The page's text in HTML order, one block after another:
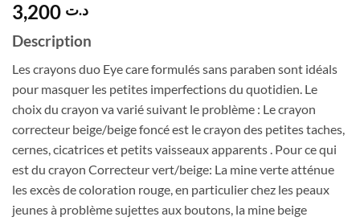
د.ت
Description
Les crayons duo Eye care formulés sans paraben sont idéals
pour masquer les petites imperfections du quotidien. Le
choix du crayon va varié suivant le problème : Le crayon
correcteur beige/beige foncé est le crayon des petites taches,
cernes, cicatrices et petits vaisseaux apparents . Pour ce qui
est du crayon Correcteur vert/beige: La mine verte atténue
les excès de coloration rouge, en particulier chez les peaux
jeunes à problème sujettes aux boutons, la mine beige